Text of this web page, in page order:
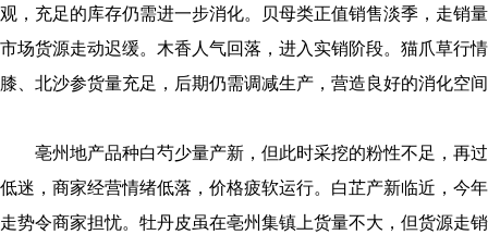
观，充足的库存仍需进一步消化。贝母类正值销售淡季，走销
市场货源走动迟缓。木香人气回落，进入实销阶段。猫爪草行
膝、北沙参货量充足，后期仍需调减生产，营造良好的消化空
亳州地产品种白芍少量产新，但此时采挖的粉性不足，再
低迷，商家经营情绪低落，价格疲软运行。白芷产新临近，今
走势令商家担忧。牡丹皮虽在亳州集镇上货量不大，但货源走